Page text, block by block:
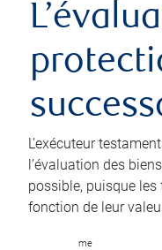
L’exécuteur
l’évaluation des
possible, puisque
fonction de leur
me